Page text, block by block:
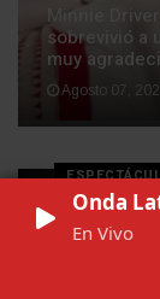
Onda
En Vivo
Minnie
sobrevivió a
muy
Agosto 07,